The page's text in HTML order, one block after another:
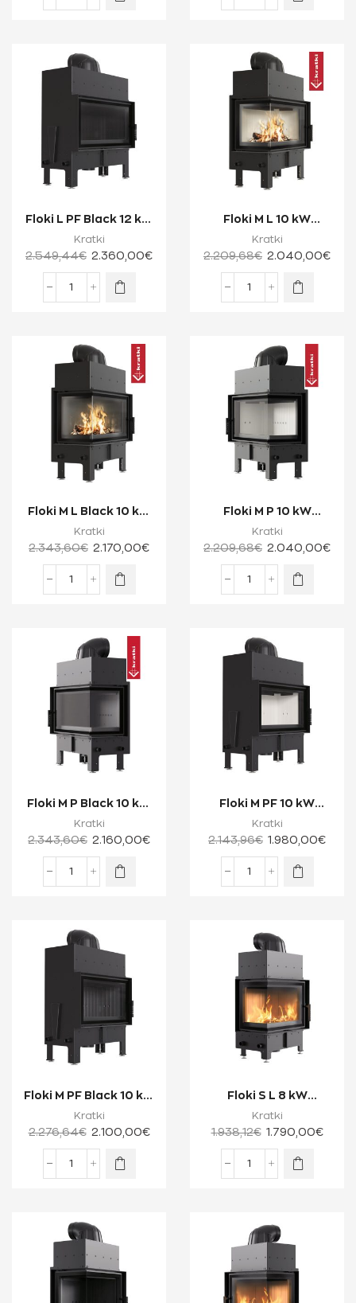
Floki L PF Black 12 kW
Ενεργειακό Τζάκι
Ξύλου Μίας...
Kratki
2.549,44€ 2.360,00€
Floki M L 10 kW
Ενεργειακό Τζάκι
Ξύλου Δύο Όψεων μ...
Kratki
2.209,68€ 2.040,00€
Floki M L Black 10 kW
Ενεργειακό Τζάκι
Ξύλου Δύο Ό...
Kratki
2.343,60€ 2.170,00€
Floki M P 10 kW
Ενεργειακό Τζάκι
Ξύλου Δύο Όψεων μ...
Kratki
2.209,68€ 2.040,00€
Floki M P Black 10 kW
Ενεργειακό Τζάκι
Ξύλου Δύο Ό...
Kratki
2.343,60€ 2.160,00€
Floki M PF 10 kW
Ενεργειακό Τζάκι
Ξύλου Μίας Όψης ...
Kratki
2.143,96€ 1.980,00€
Floki M PF Black 10 kW
Ενεργειακό Τζάκι
Ξύλου Μίας...
Kratki
2.276,64€ 2.100,00€
Floki S L 8 kW
Ενεργειακό Τζάκι
Ξύλου Δύο Όψεων με...
Kratki
1.938,12€ 1.790,00€